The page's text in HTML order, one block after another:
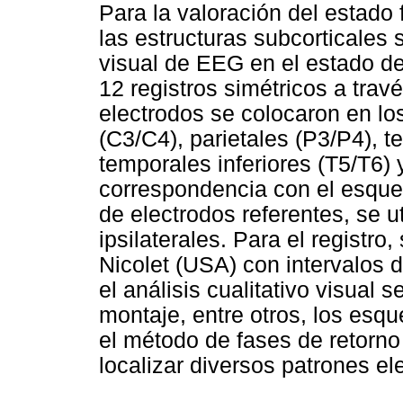
Para la valoración del
las estructuras subcorticales
visual de EEG en el estado
12 registros simétricos a
electrodos se colocaron en
(C3/C4), parietales (P3/P4),
temporales inferiores (T5/T6)
correspondencia con el
de electrodos referentes, se
ipsilaterales. Para el
Nicolet (USA) con intervalos
el análisis cualitativo visual
montaje, entre otros, los
el método de fases de
localizar diversos patrones